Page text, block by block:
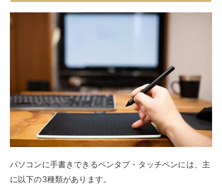
パソコンに手書きできるペンタブ・タッチペンには、主
に以下の3種類があります。
板タブレット
液晶ペンタブレット
タブレットPC（タッチペン）
ペンタブ・タッチペンを購入する際は、上記それぞれの